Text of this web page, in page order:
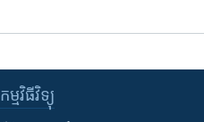
កម្មវិធី​វិទ្យុ